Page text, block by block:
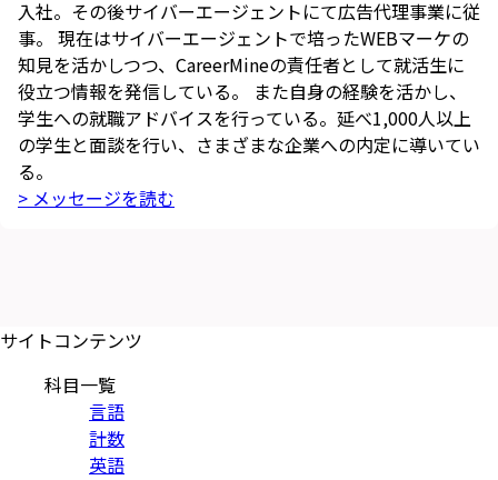
入社。その後サイバーエージェントにて広告代理事業に従
事。 現在はサイバーエージェントで培ったWEBマーケの
知見を活かしつつ、CareerMineの責任者として就活生に
役立つ情報を発信している。 また自身の経験を活かし、
学生への就職アドバイスを行っている。延べ1,000人以上
の学生と面談を行い、さまざまな企業への内定に導いてい
る。
> メッセージを読む
サイトコンテンツ
科目一覧
言語
計数
英語